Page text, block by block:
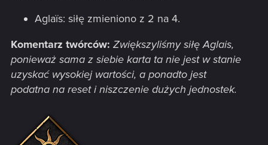
Aglaïs: siłę zmieniono z 2 na 4.
Komentarz twórców: Zwiększyliśmy siłę Aglais,
ponieważ sama z siebie karta ta nie jest w stanie
uzyskać wysokiej wartości, a ponadto jest
podatna na reset i niszczenie dużych jednostek.